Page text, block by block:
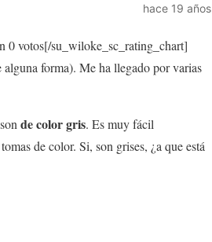
hace 19 años
0votos[/su_wiloke_sc_rating_chart]
forma). Me ha llegado por varias
de color gris. Es muy fácil
de color. Si, son grises, ¿a que está